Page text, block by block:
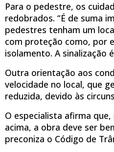
Para o pedestre, os
redobrados. “É de suma
pedestres tenham um
com proteção como, por
isolamento. A sinalização
Outra orientação aos
velocidade no local, que
reduzida, devido às
O especialista afirma
acima, a obra deve ser
preconiza o Código de